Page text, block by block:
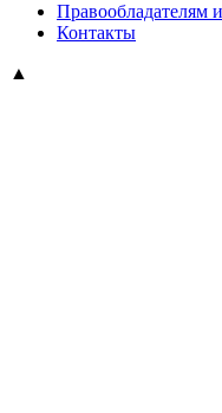
Правообладателям
Контакты
▲